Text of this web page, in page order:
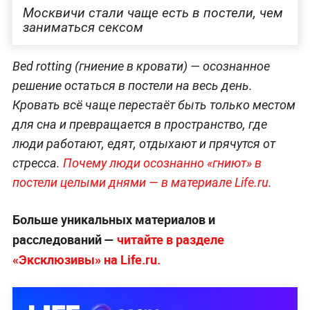
Москвичи стали чаще есть в постели, чем
заниматься сексом
Bed rotting (гниение в кровати) — осознанное
решение остаться в постели на весь день.
Кровать всё чаще перестаёт быть только местом
для сна и превращается в пространство, где
люди работают, едят, отдыхают и прячутся от
стресса. Почему люди осознанно «гниют» в
постели целыми днями — в материале Life.ru.
Больше уникальных материалов и
расследований — читайте в разделе
«Эксклюзивы» на Life.ru.